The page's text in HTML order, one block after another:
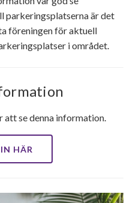
parkeringsplatserna är det
föreningen för aktuell
i området.
att se denna information.
HÄR